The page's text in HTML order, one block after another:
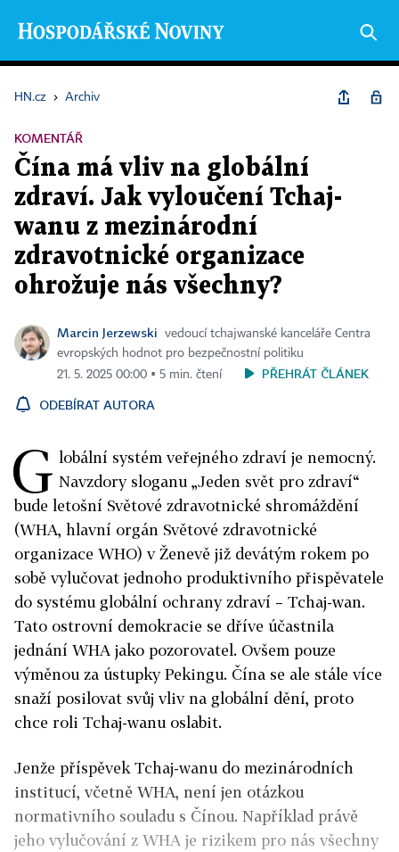
HN.cz › Archiv
KOMENTÁŘ
Čína má vliv na globální
zdraví. Jak vyloučení Tchaj-
wanu z mezinárodní
zdravotnické organizace
ohrožuje nás všechny?
Marcin Jerzewski
vedoucí tchajwanské kanceláře Centra
evropských hodnot pro bezpečnostní politiku
21. 5. 2025 00:00 ▪ 5 min. čtení
PŘEHRÁT ČLÁNEK
ODEBÍRAT AUTORA
G lobální systém veřejného zdraví je nemocný.
Navzdory sloganu „Jeden svět pro zdraví“
bude letošní Světové zdravotnické shromáždění
(WHA, hlavní orgán Světové zdravotnické
organizace WHO) v Ženevě již devátým rokem po
sobě vylučovat jednoho produktivního přispěvatele
do systému globální ochrany zdraví – Tchaj-wan.
Tato ostrovní demokracie se dříve účastnila
jednání WHA jako pozorovatel. Ovšem pouze
výměnou za ústupky Pekingu. Čína se ale stále více
snaží posilovat svůj vliv na globální dění, proto
chce roli Tchaj-wanu oslabit.
Jenže příspěvek Tchaj-wanu do mezinárodních
institucí, včetně WHA, není jen otázkou
normativního souladu s Čínou. Například právě
jeho vylučování z WHA je rizikem pro nás všechny